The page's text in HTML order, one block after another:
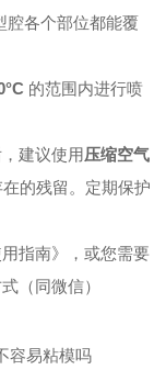
腔各个部位都能覆
的范围内进行喷
建议使用压缩空气
的残留。定期保护
指南》，或您需要
（同微信）
容易粘模吗